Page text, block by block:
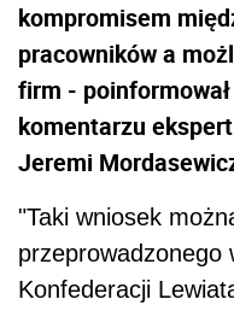
kompromisem
pracowników a
firm -
komentarzu
Jeremi
"Taki wniosek
przeprowadzonego
Konfederacji